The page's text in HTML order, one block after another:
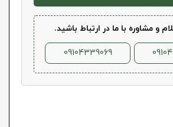
و مشاوره با ما در ارتباط باشید.
09104339069